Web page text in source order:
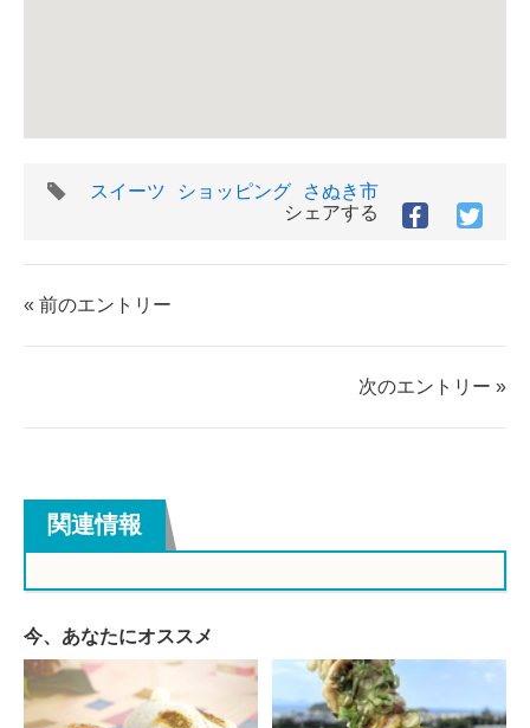
タ
スイーツ ショッピング
さぬき市
シェアする
Facebook
シ
す
シ
す
« 前のエントリー
次のエントリー »
関連情報
今、あなたにオススメ